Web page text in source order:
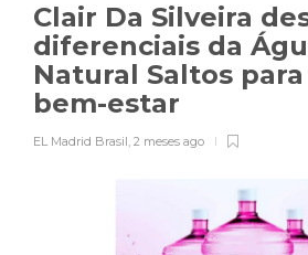
Clair Da Silveira
diferenciais da
Natural Saltos
bem-estar
EL Madrid Brasil, 2 meses ago